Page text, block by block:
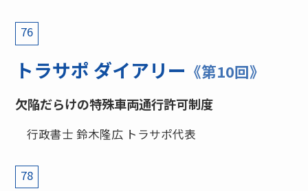
76
トラサポ ダイアリー 《第10回》
欠陥だらけの特殊車両通行許可制度
行政書士 鈴木隆広 トラサポ代表
78